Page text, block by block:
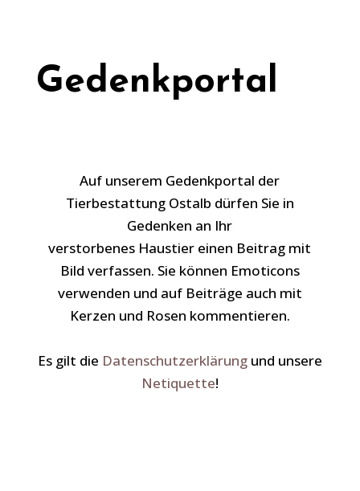
Gedenkportal
Auf unserem Gedenkportal der
Tierbestattung Ostalb dürfen Sie in
Gedenken an Ihr
verstorbenes Haustier einen Beitrag mit
Bild verfassen. Sie können Emoticons
verwenden und auf Beiträge auch mit
Kerzen und Rosen kommentieren.
Es gilt die Datenschutzerklärungund unsere
Netiquette!